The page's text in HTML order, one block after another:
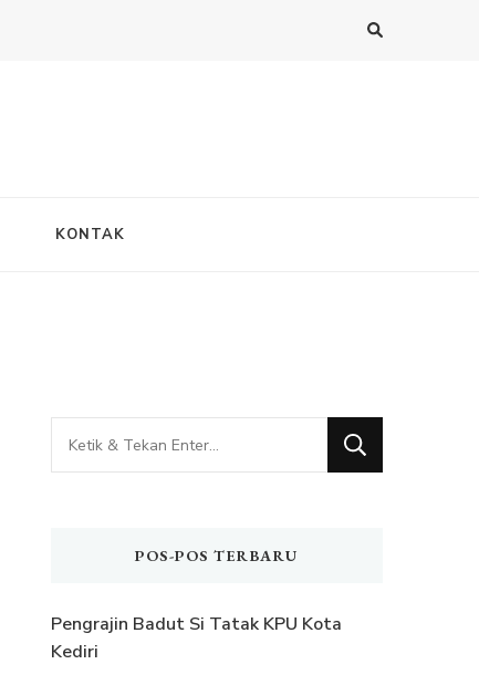
KONTAK
Mencari
Sesuatu?
POS-POS TERBARU
Pengrajin Badut Si Tatak KPU Kota
Kediri